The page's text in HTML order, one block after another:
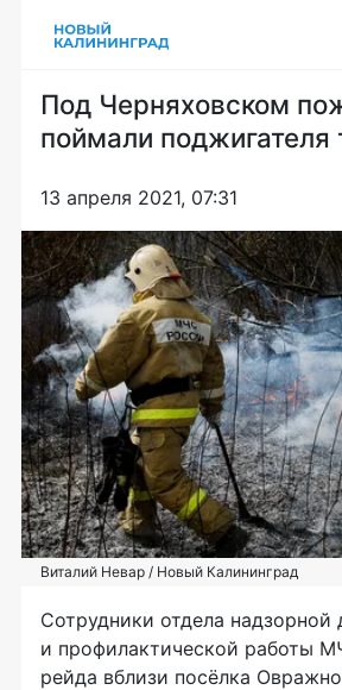
Под Черняховском
поймали поджигателя
13 апреля 2021, 07:31
Виталий Невар / Новый Калининград
Сотрудники отдела надзорной
и профилактической работы
рейда вблизи посёлка